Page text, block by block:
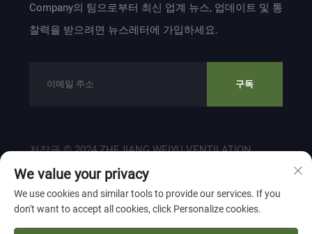
Company의 팀으로부터 최신 업계 뉴스, 업데이트 및 통
찰력을 받으려면 뉴스레터에 가입하세요.
구독
저작권 © 2024 ZHEJIANG WEIYU VENTILATION
ELECTROMECHANICAL CO.,LTD 소유
보 보호 정책
맨 위로 이동
We value your privacy
We use cookies and similar tools to provide our services. If you
don't want to accept all cookies, click Personalize cookies.